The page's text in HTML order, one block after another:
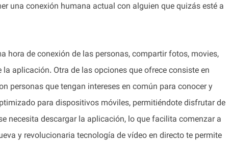
una conexión humana actual con alguien que quizás esté a
de conexión de las personas, compartir fotos, movies,
aplicación. Otra de las opciones que ofrece consiste en
personas que tengan intereses en común para conocer y
para dispositivos móviles, permitiéndote disfrutar de
necesita descargar la aplicación, lo que facilita comenzar a
y revolucionaria tecnología de vídeo en directo te permite